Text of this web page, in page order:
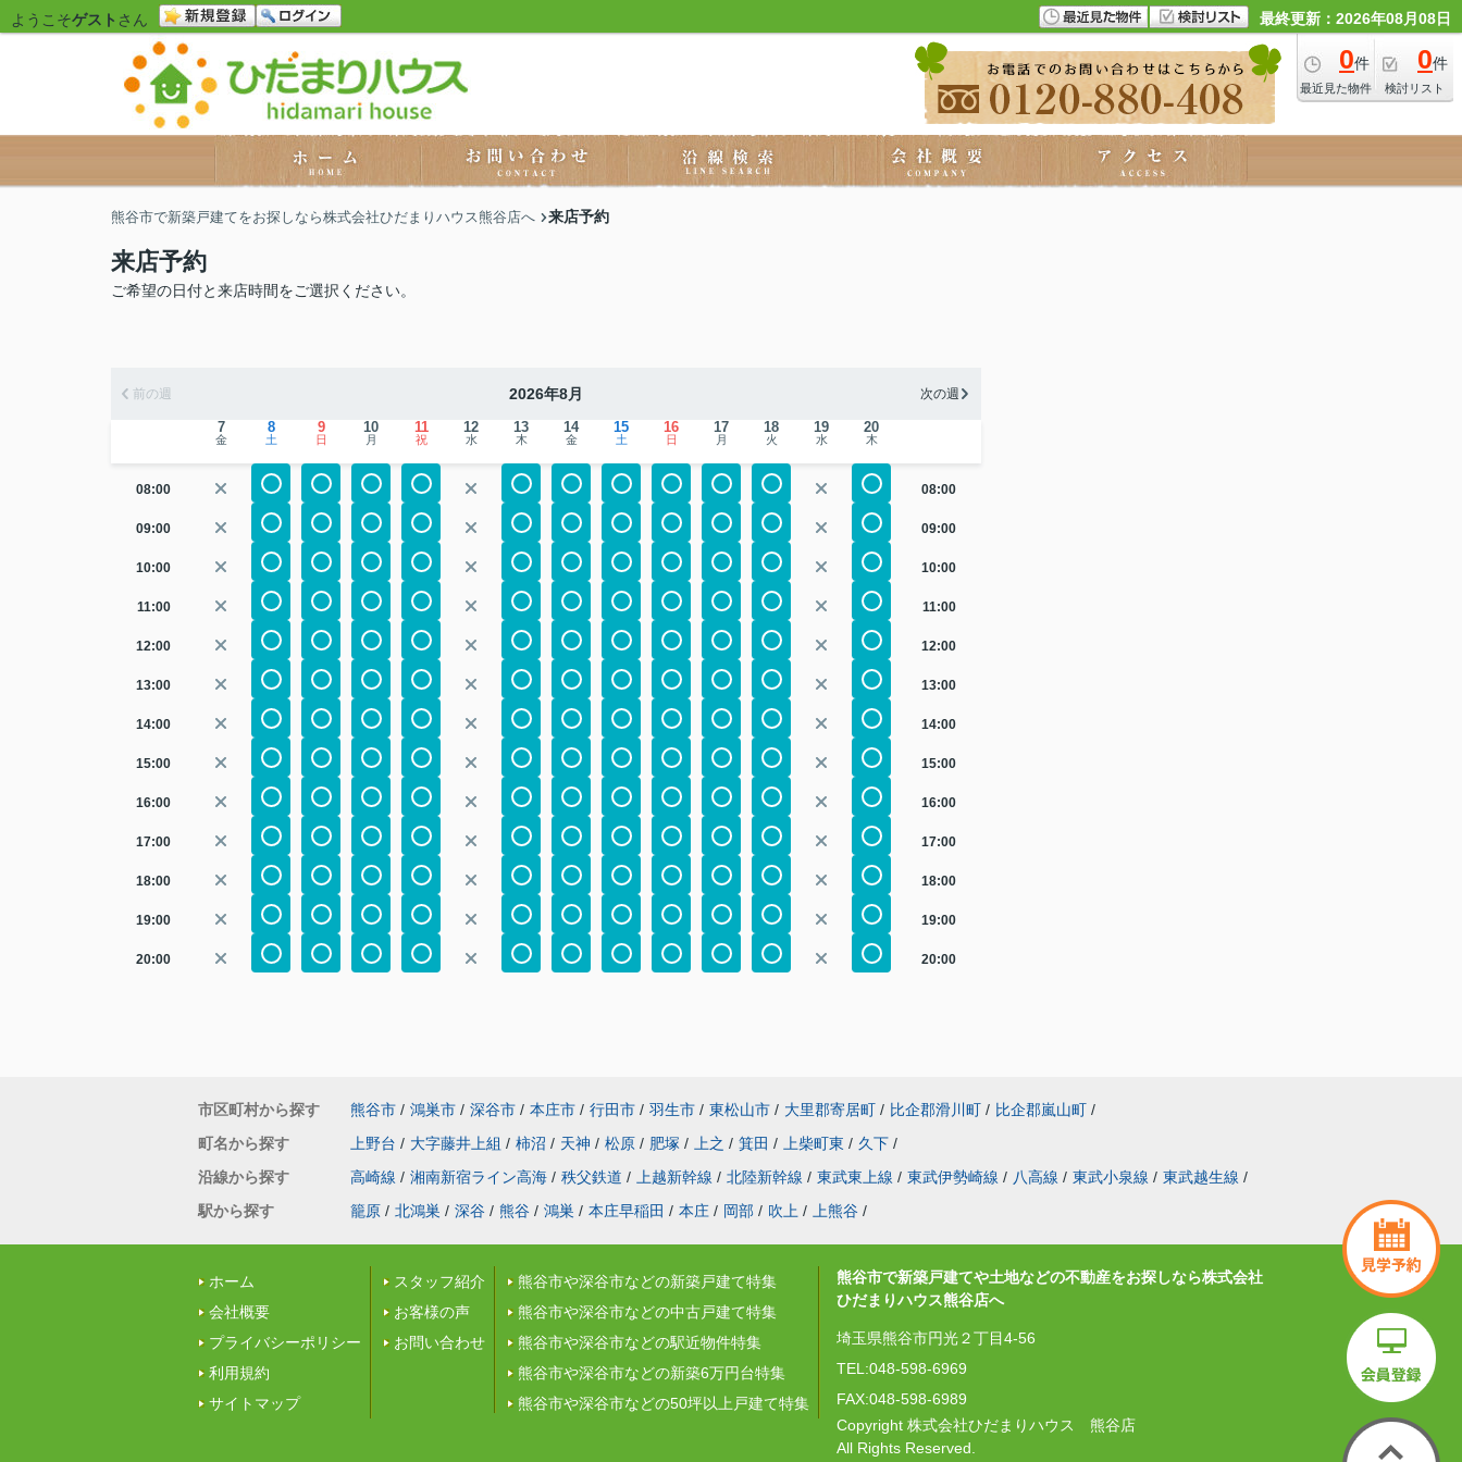
ようこそゲスト さん 最終更新：2026年08月08日
0件
最近見た物件
0件
検討リスト
熊谷市で新築戸建てをお探しなら株式会社ひだまりハウス熊谷店へ 来店予約
来店予約
ご希望の日付と来店時間をご選択ください。
前の週 2026年8月 次の週
7
金
8
土
9
日
10
月
11
祝
12
水
13
木
14
金
15
土
16
日
17
月
18
火
19
水
20
木
08:00 08:00
09:00 09:00
10:00 10:00
11:00 11:00
12:00 12:00
13:00 13:00
14:00 14:00
15:00 15:00
16:00 16:00
17:00 17:00
18:00 18:00
19:00 19:00
20:00 20:00
市区町村から探す 熊谷市 / 鴻巣市 / 深谷市 / 本庄市 / 行田市 / 羽生市 / 東松山市 / 大里郡寄居町 / 比企郡滑川町 / 比企郡嵐山町 /
町名から探す
上野台 / 大字藤井上組 / 柿沼 / 天神 / 松原 / 肥塚 / 上之 / 箕田 / 上柴町東 / 久下 /
沿線から探す
高崎線 / 湘南新宿ライン高海 / 秩父鉄道 / 上越新幹線 / 北陸新幹線 / 東武東上線 / 東武伊勢崎線 / 八高線 / 東武小泉線 / 東武越生線 /
駅から探す
籠原 / 北鴻巣 / 深谷 / 熊谷 / 鴻巣 / 本庄早稲田 / 本庄 / 岡部 / 吹上 / 上熊谷 /
ホーム
会社概要
プライバシーポリシー
利用規約
サイトマップ
スタッフ紹介
お客様の声
お問い合わせ
熊谷市や深谷市などの新築戸建て特集
熊谷市や深谷市などの中古戸建て特集
熊谷市や深谷市などの駅近物件特集
熊谷市や深谷市などの新築6万円台特集
熊谷市や深谷市などの50坪以上戸建て特集
熊谷市で新築戸建てや土地などの不動産をお探しなら株式会社
ひだまりハウス熊谷店へ
埼玉県熊谷市円光２丁目4-56
TEL:048-598-6969
FAX:048-598-6989
Copyright 株式会社ひだまりハウス 熊谷店
All Rights Reserved.